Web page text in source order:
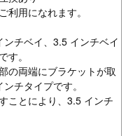
利用になれます。
チベイ、3.5 インチベイ
す。
の両端にブラケットが取
チタイプです。
ことにより、3.5 インチ